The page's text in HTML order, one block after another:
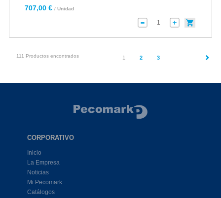
707,00 € / Unidad
111 Productos encontrados 1 (current)
2 3
CORPORATIVO
Inicio
La Empresa
Noticias
Mi Pecomark
Catálogos